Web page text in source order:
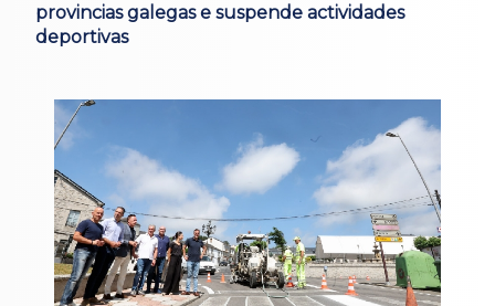
provincias galegas e suspende actividades
deportivas